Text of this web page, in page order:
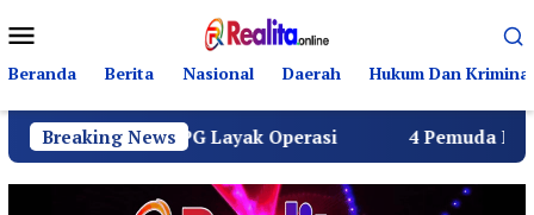
ke
kontenMobile
Beranda Berita Nasional Daerah Hukum Dan Kriminal
Breaking News
SPPG Layak Operasi 4 Pemuda Bungur Raya